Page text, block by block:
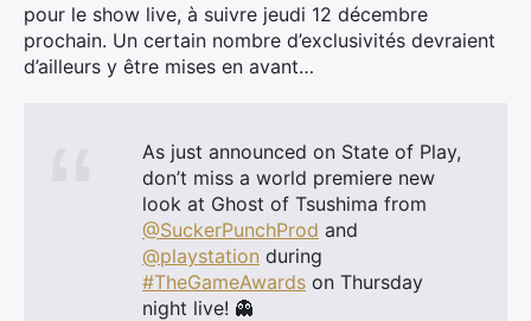
pour le show live, à suivre jeudi 12 décembre
prochain. Un certain nombre d’exclusivités devraient
d’ailleurs y être mises en avant…
As just announced on State of Play,
don’t miss a world premiere new
look at Ghost of Tsushima from
@SuckerPunchProd and
@playstation during
#TheGameAwards on Thursday
night live! 👻